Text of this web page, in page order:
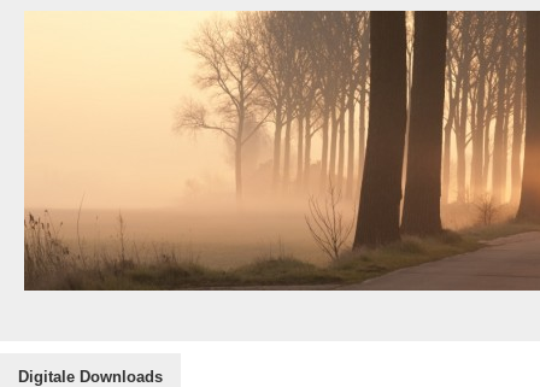
Digitale Downloads